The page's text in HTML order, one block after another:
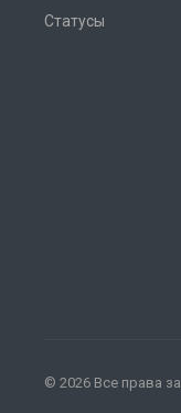
Статусы
© 2026 Все права